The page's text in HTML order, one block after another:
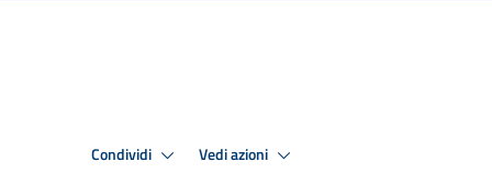
Condividi Vedi azioni